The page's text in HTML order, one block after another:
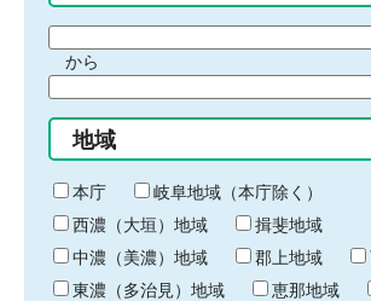
間
始
り
から
間
終
わ
り
地域
本庁
岐阜地域（本庁除く）
西濃（大垣）地域
揖斐地域
中濃（美濃）地域
郡上地域
東濃（多治見）地域
恵那地域